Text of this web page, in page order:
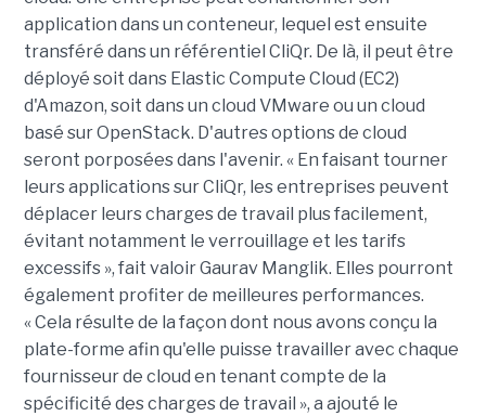
application dans un conteneur, lequel est ensuite
transféré dans un référentiel CliQr. De là, il peut être
déployé soit dans Elastic Compute Cloud (EC2)
d'Amazon, soit dans un cloud VMware ou un cloud
basé sur OpenStack. D'autres options de cloud
seront porposées dans l'avenir. « En faisant tourner
leurs applications sur CliQr, les entreprises peuvent
déplacer leurs charges de travail plus facilement,
évitant notamment le verrouillage et les tarifs
excessifs », fait valoir Gaurav Manglik. Elles pourront
également profiter de meilleures performances.
« Cela résulte de la façon dont nous avons conçu la
plate-forme afin qu'elle puisse travailler avec chaque
fournisseur de cloud en tenant compte de la
spécificité des charges de travail », a ajouté le